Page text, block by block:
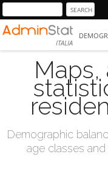
ITALIA
Maps,
Demographic
age classes